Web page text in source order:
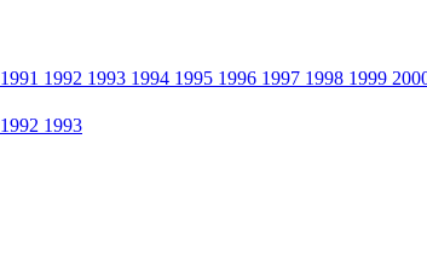
1991 1992 1993 1994 1995 1996 1997 1998 1999
1992 1993